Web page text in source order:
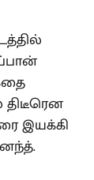
திடீரென
இயக்கி